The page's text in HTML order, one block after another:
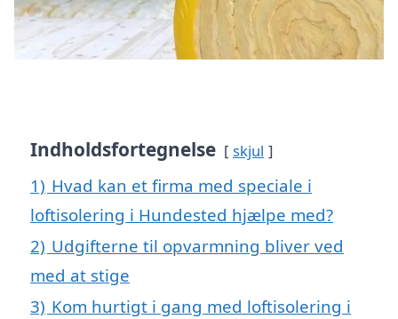
Indholdsfortegnelse skjul
1) Hvad kan et firma med speciale i
loftisolering i Hundested hjælpe med?
2) Udgifterne til opvarmning bliver ved
med at stige
3) Kom hurtigt i gang med loftisolering i